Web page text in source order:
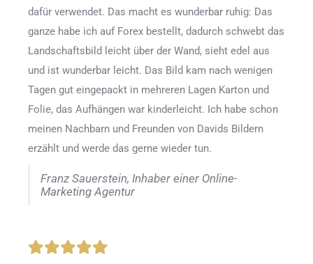
dafür verwendet. Das macht es wunderbar ruhig: Das
ganze habe ich auf Forex bestellt, dadurch schwebt das
Landschaftsbild leicht über der Wand, sieht edel aus
und ist wunderbar leicht. Das Bild kam nach wenigen
Tagen gut eingepackt in mehreren Lagen Karton und
Folie, das Aufhängen war kinderleicht. Ich habe schon
meinen Nachbarn und Freunden von Davids Bildern
erzählt und werde das gerne wieder tun.
Franz Sauerstein, Inhaber einer Online-
Marketing Agentur